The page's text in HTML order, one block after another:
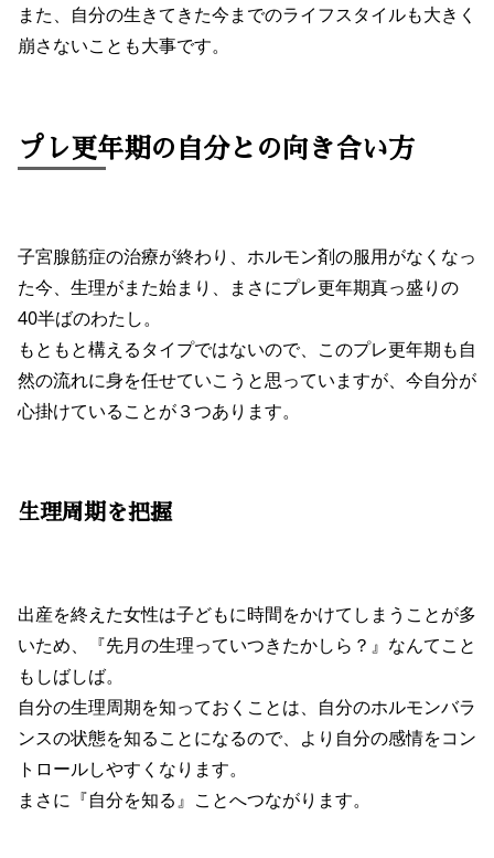
また、自分の生きてきた今までのライフスタイルも大きく
崩さないことも大事です。
プレ更年期の自分との向き合い方
子宮腺筋症の治療が終わり、ホルモン剤の服用がなくなっ
た今、生理がまた始まり、まさにプレ更年期真っ盛りの
40半ばのわたし。
もともと構えるタイプではないので、このプレ更年期も自
然の流れに身を任せていこうと思っていますが、今自分が
心掛けていることが３つあります。
生理周期を把握
出産を終えた女性は子どもに時間をかけてしまうことが多
いため、『先月の生理っていつきたかしら？』なんてこと
もしばしば。
自分の生理周期を知っておくことは、自分のホルモンバラ
ンスの状態を知ることになるので、より自分の感情をコン
トロールしやすくなります。
まさに『自分を知る』ことへつながります。